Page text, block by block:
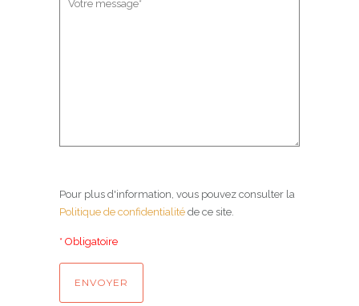
Pour plus d'information, vous pouvez consulter la
Politique de confidentialité de ce site.
* Obligatoire